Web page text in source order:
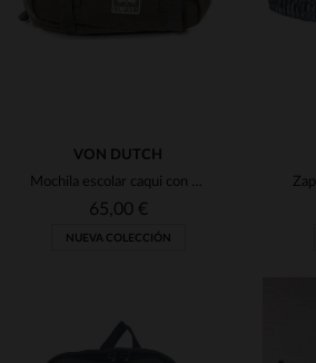
VON DUTCH
Mochila escolar caqui con parches de motorista
65,00 €
NUEVA COLECCIÓN